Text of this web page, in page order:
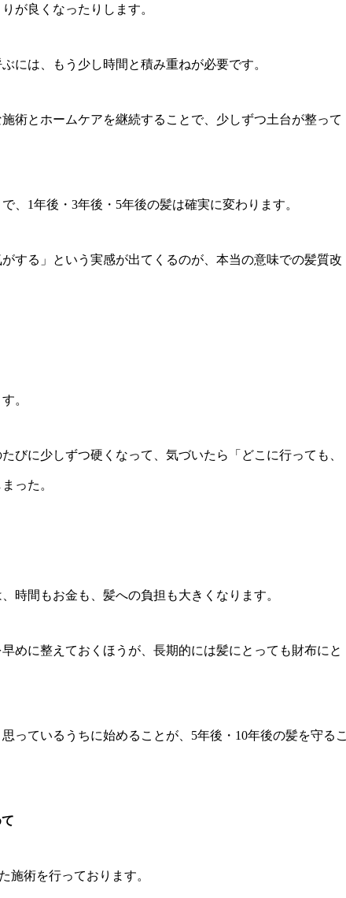
が良くなったりします。
には、もう少し時間と積み重ねが必要です。
術とホームケアを継続することで、少しずつ土台が整って
、1年後・3年後・5年後の髪は確実に変わります。
する」という実感が出てくるのが、本当の意味での髪質改
。
びに少しずつ硬くなって、気づいたら「どこに行っても、
った。
時間もお金も、髪への負担も大きくなります。
めに整えておくほうが、長期的には髪にとっても財布にと
っているうちに始めることが、5年後・10年後の髪を守るこ
施術を行っております。